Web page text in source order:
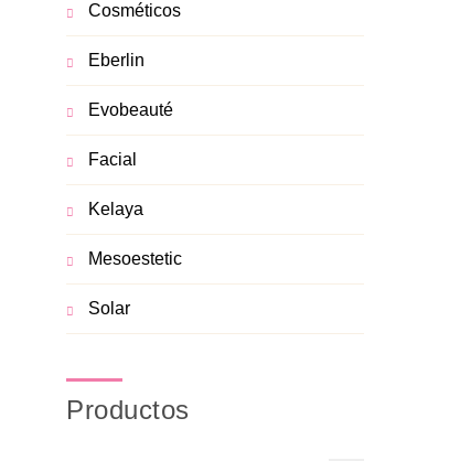
Cosméticos
Eberlin
Evobeauté
Facial
Kelaya
Mesoestetic
Solar
Productos